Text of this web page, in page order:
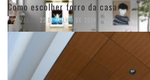
Como escolher forro da casa
PAOLA , 23 DE JULHO DE 2014